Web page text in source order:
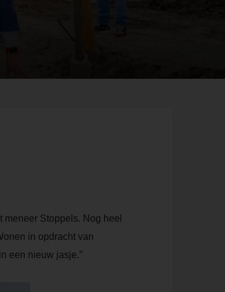
meneer Stoppels. Nog heel
in opdracht van
een nieuw jasje.”